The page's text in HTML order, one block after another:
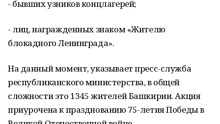
- бывших узников концлагерей;
- лиц, награжденных знаком «Жителю
блокадного Ленинграда».
На данный момент, указывает пресс-служба
республиканского министерства, в общей
сложности это 1345 жителей Башкирии. Акция
приурочена к празднованию 75-летия Победы в